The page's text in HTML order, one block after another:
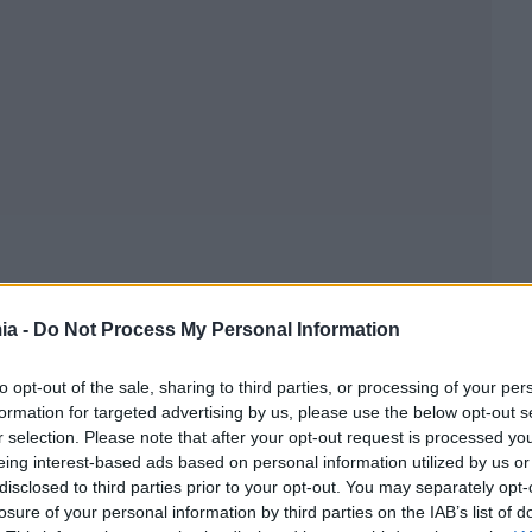
- Do Not Process My Personal Information
opt-out of the sale, sharing to third parties, or processing of your
for targeted advertising by us, please use the below opt-out
selection. Please note that after your opt-out request is processed
interest-based ads based on personal information utilized by us
to third parties prior to your opt-out. You may separately
of your personal information by third parties on the IAB’s list of
μεταρρύθμιση περιλαμβάνονται στην επόμενη
το απόγευμα από το διοικητικό συμβούλιο του
ESM ) των 10 + 2 δισ. ευρώ προς την Ελλάδα .